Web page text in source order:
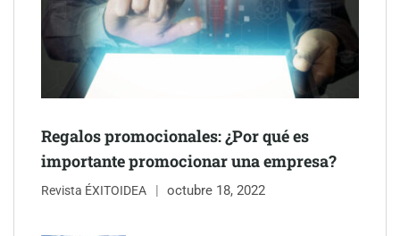
Última llamada: los destinos con las mayores caídas de precios
Regalos promocionales: ¿Por qué es
importante promocionar una empresa?
Revista ÉXITOIDEA octubre 18, 2022